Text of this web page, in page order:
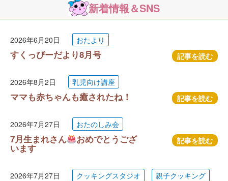
新着情報＆SNS
2026年6月20日 おたより
すくっぴーだより8月号 記事を読む
2026年8月2日 乳児向け講座
ママも赤ちゃんも癒されたね！ 記事を読む
2026年7月27日 おたのしみ会
7月生まれさん おめでとうござ
います
記事を読む
2026年7月27日 クッキングスタジオ 親子クッキング